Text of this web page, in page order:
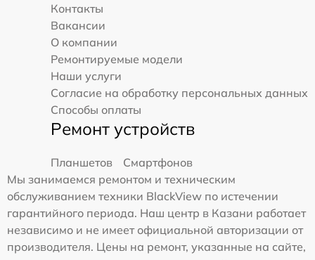
Контакты
Вакансии
О компании
Ремонтируемые модели
Наши услуги
Согласие на обработку персональных данных
Способы оплаты
Ремонт устройств
Планшетов
Смартфонов
Мы занимаемся ремонтом и техническим
обслуживанием техники BlackView по истечении
гарантийного периода. Наш центр в Казани работает
независимо и не имеет официальной авторизации от
производителя. Цены на ремонт, указанные на сайте,